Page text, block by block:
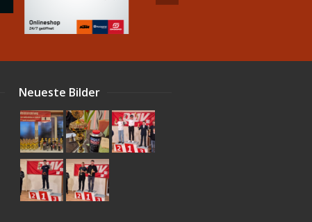
Neueste Bilder